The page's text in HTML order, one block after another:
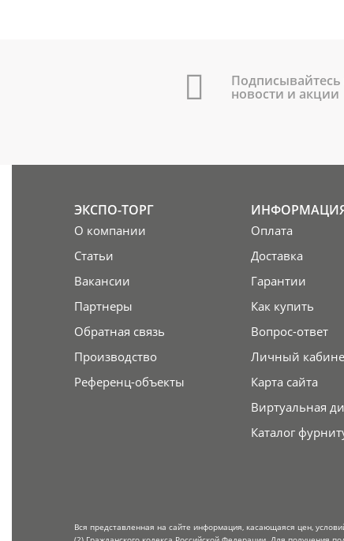
Подписывайтесь
новости и акции
ЭКСПО-ТОРГ
О компании
Статьи
Вакансии
Партнеры
Обратная связь
Производство
Референц-объекты
Оплата
Доставка
Гарантии
Как купить
Вопрос-ответ
Личный
Карта сайта
Виртуальная
Каталог
Вся представленная на сайте информация, касающаяся цен,